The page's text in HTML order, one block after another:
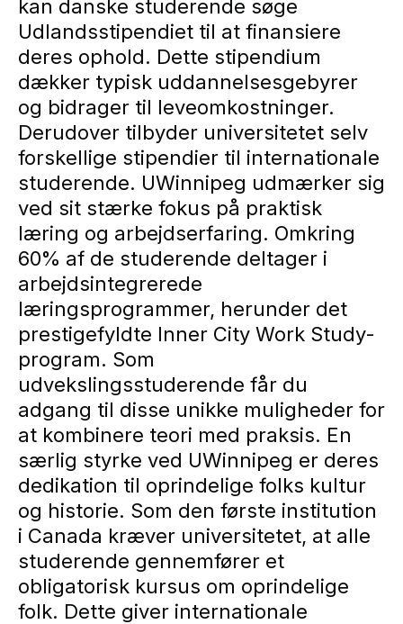
kan danske studerende søge
Udlandsstipendiet til at finansiere
deres ophold. Dette stipendium
dækker typisk uddannelsesgebyrer
og bidrager til leveomkostninger.
Derudover tilbyder universitetet selv
forskellige stipendier til internationale
studerende. UWinnipeg udmærker sig
ved sit stærke fokus på praktisk
læring og arbejdserfaring. Omkring
60% af de studerende deltager i
arbejdsintegrerede
læringsprogrammer, herunder det
prestigefyldte Inner City Work Study-
program. Som
udvekslingsstuderende får du
adgang til disse unikke muligheder for
at kombinere teori med praksis. En
særlig styrke ved UWinnipeg er deres
dedikation til oprindelige folks kultur
og historie. Som den første institution
i Canada kræver universitetet, at alle
studerende gennemfører et
obligatorisk kursus om oprindelige
folk. Dette giver internationale